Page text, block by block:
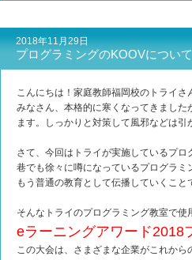
2018年11月29日
プログラミングのKOOVについて
こんにちは！家庭教師福岡校のトライさ
みなさん、本格的に寒くなってきまし
ます。しっかりと対策して風邪などは引
さて、今回はトライが実施しているプロ
巷でも徐々に噂になっているプログラ
もう普通の教育として伝播していくこと
そんなトライのプログラミング教室で使
eラーニングアワード2018
この大会は、さまざまな企業がこれか